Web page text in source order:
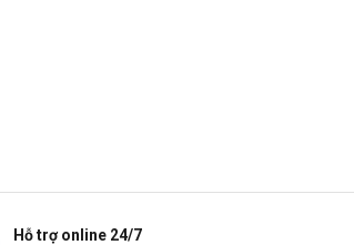
Hỗ trợ online 24/7